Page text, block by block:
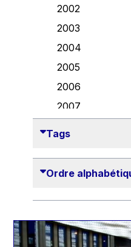
Frederica
Gaston Reinesch
Gil Carlos
Günther
2002
2003
2004
2005
2006
2007
2012
2013
2014
Tags
Ordre